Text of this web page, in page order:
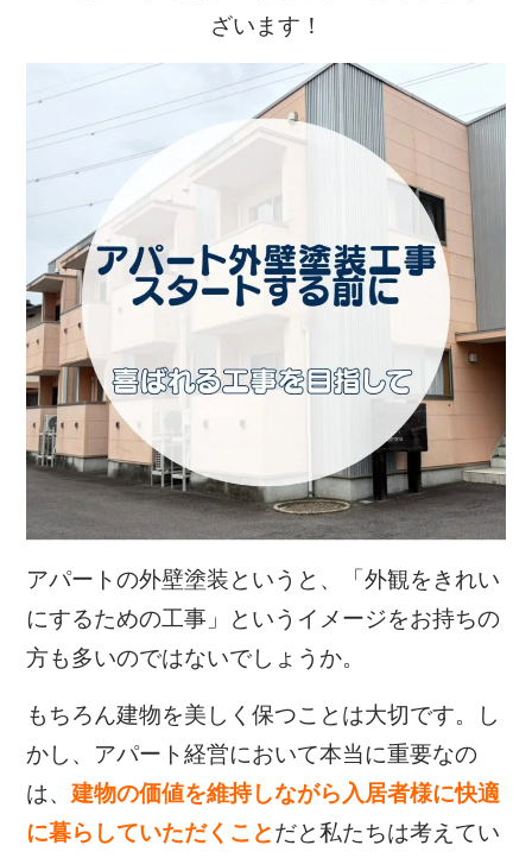
ざいます！
アパートの外壁塗装というと、「外観をきれい
にするための工事」というイメージをお持ちの
方も多いのではないでしょうか。
もちろん建物を美しく保つことは大切です。し
かし、アパート経営において本当に重要なの
は、建物の価値を維持しながら入居者様に快適
に暮らしていただくことだと私たちは考えてい